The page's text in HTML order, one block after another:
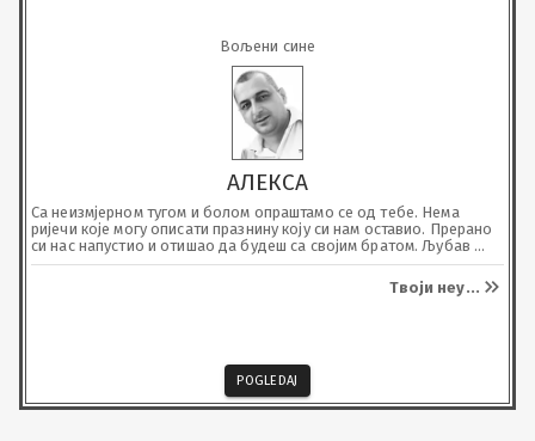
Вољени сине
АЛЕКСА
Са неизмјерном тугом и болом опраштамо се од тебе. Нема
ријечи које могу описати празнину коју си нам оставио. Прерано
си нас напустио и отишао да будеш са својим братом. Љубав
родитеља траје док год наша сломљена срца куцају. Почивај у
Твоји неу...
POGLEDAJ